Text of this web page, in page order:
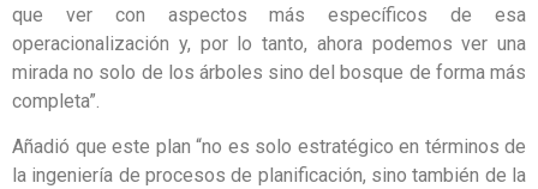
que ver con aspectos más específicos de esa
operacionalización y, por lo tanto, ahora podemos ver una
mirada no solo de los árboles sino del bosque de forma más
completa”.
Añadió que este plan “no es solo estratégico en términos de
la ingeniería de procesos de planificación, sino también de la